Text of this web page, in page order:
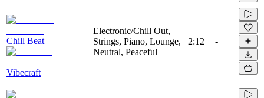
Chill Beat
Vibecraft
Electronic/Chill Out,
Strings, Piano, Lounge,
Neutral, Peaceful
2:12 -